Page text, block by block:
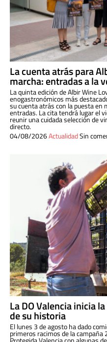
La cuenta atrás para
marcha: entradas a la
La quinta edición de Albir Wine
enogastronómicos más
su cuenta atrás con la puesta en
entradas. La cita tendrá lugar el
reunir una cuidada selección de
directo.
04/08/2026ActualidadSin
La DO Valencia inicia
de su historia
El lunes 3 de agosto ha dado
primeros racimos de la campaña